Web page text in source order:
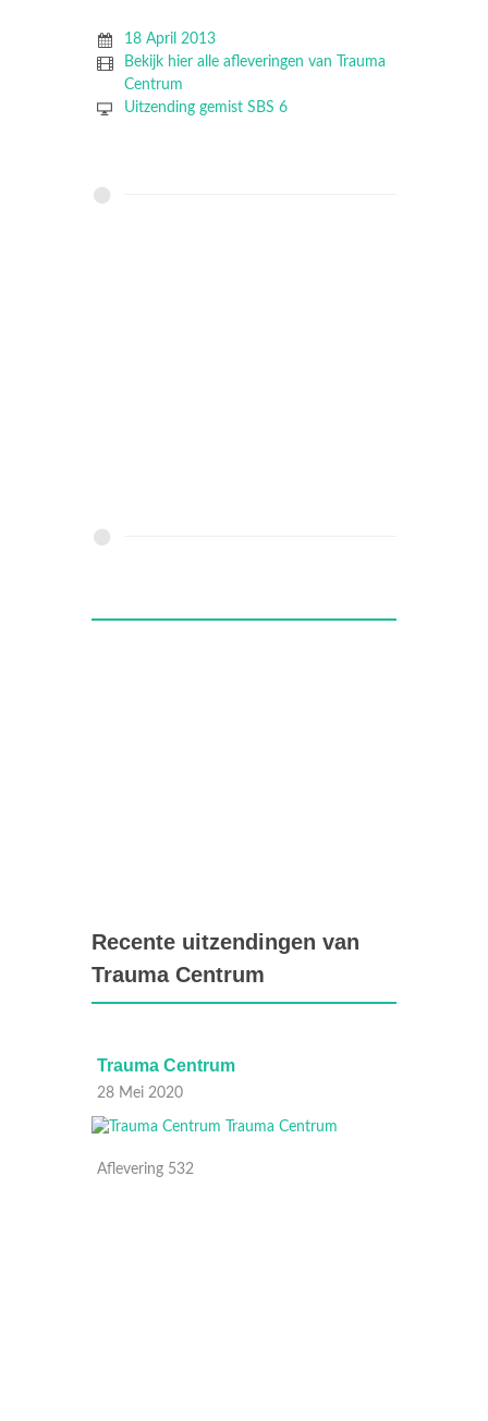
18 April 2013
Bekijk hier alle afleveringen van Trauma
Centrum
Uitzending gemist SBS 6
Recente uitzendingen van
Trauma Centrum
Trauma Centrum
28 Mei 2020
Aflevering 532